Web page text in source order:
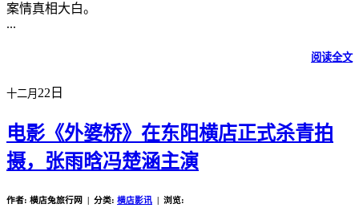
案情真相大白。
...
阅读全文
十二月 22日
电影《外婆桥》在东阳横店正式杀青拍
摄，张雨晗冯楚涵主演
作者: 横店兔旅行网 | 分类: 横店影讯 | 浏览: